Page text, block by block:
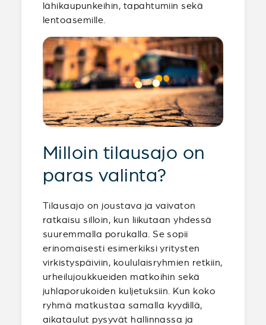
lähikaupunkeihin, tapahtumiin sekä
lentoasemille.
Milloin tilausajo on
paras valinta?
Tilausajo on joustava ja vaivaton
ratkaisu silloin, kun liikutaan yhdessä
suuremmalla porukalla. Se sopii
erinomaisesti esimerkiksi yritysten
virkistyspäiviin, koululaisryhmien retkiin,
urheilujoukkueiden matkoihin sekä
juhlaporukoiden kuljetuksiin. Kun koko
ryhmä matkustaa samalla kyydillä,
aikataulut pysyvät hallinnassa ja